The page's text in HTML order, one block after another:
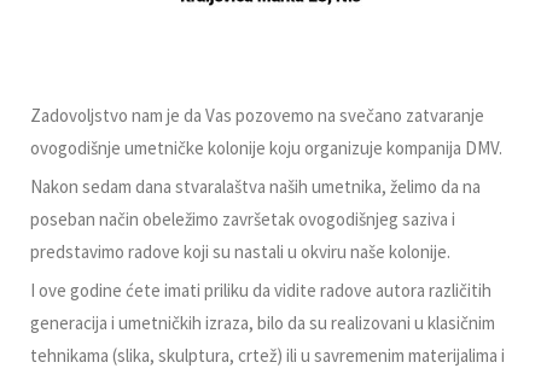
Zadovoljstvo nam je da Vas pozovemo na svečano zatvaranje
ovogodišnje umetničke kolonije koju organizuje kompanija DMV.
Nakon sedam dana stvaralaštva naših umetnika, želimo da na
poseban način obeležimo završetak ovogodišnjeg saziva i
predstavimo radove koji su nastali u okviru naše kolonije.
I ove godine ćete imati priliku da vidite radove autora različitih
generacija i umetničkih izraza, bilo da su realizovani u klasičnim
tehnikama (slika, skulptura, crtež) ili u savremenim materijalima i